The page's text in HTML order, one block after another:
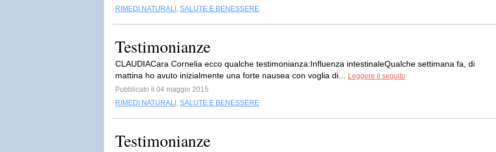
RIMEDI NATURALI , SALUTE E BENESSERE
Testimonianze
CLAUDIACara Cornelia ecco qualche testimonianza:Influenza intestinaleQualche settimana fa, di
mattina ho avuto inizialmente una forte nausea con voglia di...
Leggere il seguito
Pubblicato il 04 maggio 2015
RIMEDI NATURALI , SALUTE E BENESSERE
Testimonianze